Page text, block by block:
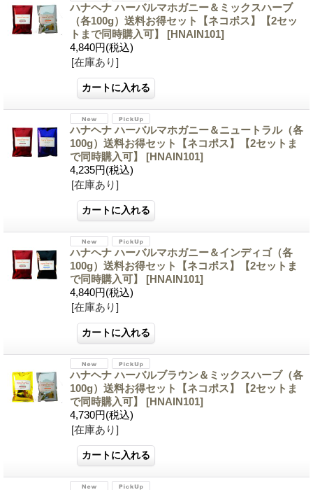
ハナヘナ ハーバルマホガニー＆ミックスハーブ
（各100g）送料お得セット【ネコポス】【2セッ
トまで同時購入可】 [HNAIN101]
4,840円(税込)
[在庫あり]
ハナヘナ ハーバルマホガニー＆ニュートラル（各
100g）送料お得セット【ネコポス】【2セットま
で同時購入可】 [HNAIN101]
4,235円(税込)
[在庫あり]
ハナヘナ ハーバルマホガニー＆インディゴ（各
100g）送料お得セット【ネコポス】【2セットま
で同時購入可】 [HNAIN101]
4,840円(税込)
[在庫あり]
ハナヘナ ハーバルブラウン＆ミックスハーブ（各
100g）送料お得セット【ネコポス】【2セットま
で同時購入可】 [HNAIN101]
4,730円(税込)
[在庫あり]